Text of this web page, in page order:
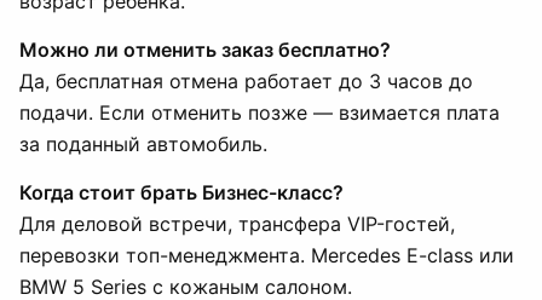
Можно ли отменить заказ бесплатно?
Да, бесплатная отмена работает до 3 часов до
подачи. Если отменить позже — взимается плата
за поданный автомобиль.
Когда стоит брать Бизнес-класс?
Для деловой встречи, трансфера VIP-гостей,
перевозки топ-менеджмента. Mercedes E-class или
BMW 5 Series с кожаным салоном.